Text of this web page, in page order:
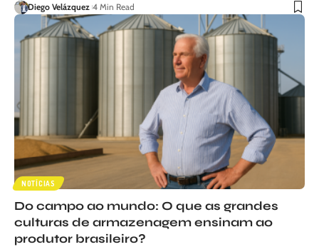
Diego Velázquez 4 Min Read
NOTÍCIAS
Do campo ao mundo: O que as grandes
culturas de armazenagem ensinam ao
produtor brasileiro?